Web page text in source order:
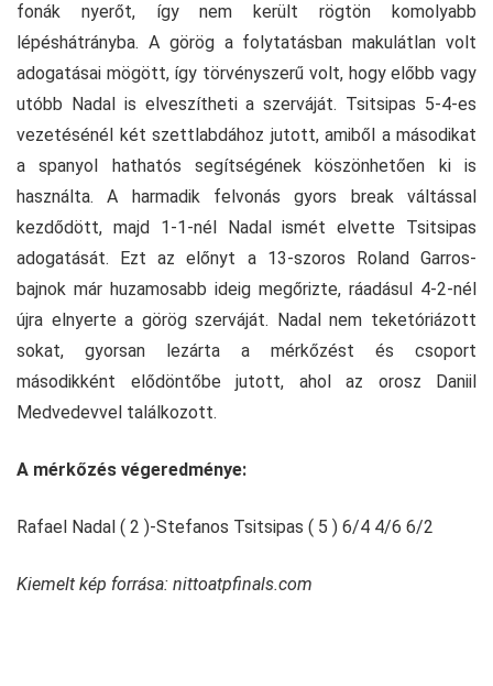
fonák nyerőt, így nem került rögtön komolyabb
lépéshátrányba. A görög a folytatásban makulátlan volt
adogatásai mögött, így törvényszerű volt, hogy előbb vagy
utóbb Nadal is elveszítheti a szerváját. Tsitsipas 5-4-es
vezetésénél két szettlabdához jutott, amiből a másodikat
a spanyol hathatós segítségének köszönhetően ki is
használta. A harmadik felvonás gyors break váltással
kezdődött, majd 1-1-nél Nadal ismét elvette Tsitsipas
adogatását. Ezt az előnyt a 13-szoros Roland Garros-
bajnok már huzamosabb ideig megőrizte, ráadásul 4-2-nél
újra elnyerte a görög szerváját. Nadal nem teketóriázott
sokat, gyorsan lezárta a mérkőzést és csoport
másodikként elődöntőbe jutott, ahol az orosz Daniil
Medvedevvel találkozott.
A mérkőzés végeredménye:
Rafael Nadal ( 2 )-Stefanos Tsitsipas ( 5 ) 6/4 4/6 6/2
Kiemelt kép forrása: nittoatpfinals.com